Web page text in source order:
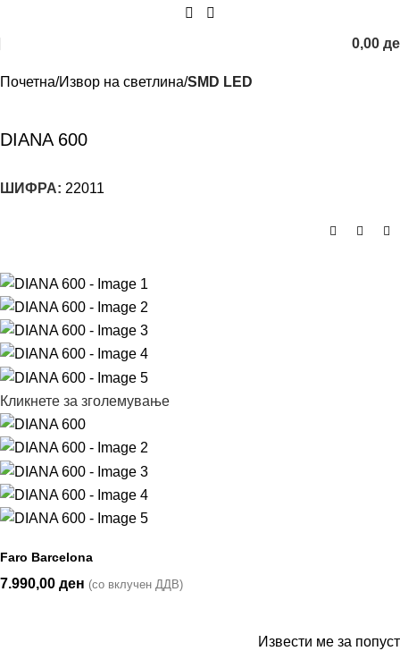
0,00
Почетна Извор на светлина SMD LED
DIANA 600
ШИФРА: 22011
Кликнете за зголемување
Faro Barcelona
7.990,00 ден (со вклучен ДДВ)
Извести ме за попуст